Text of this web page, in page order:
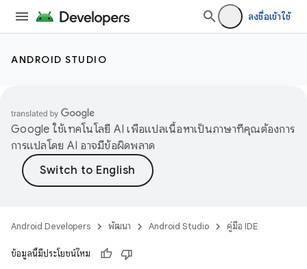
ลงชื่อเข้าใช้
ANDROID STUDIO
Google ใช้เทคโนโลยี AI เพื่อแปลเนื้อหาเป็นภาษาที่คุณต้องการ
การแปลโดย AI อาจมีข้อผิดพลาด
Android Developers พัฒนา Android Studio คู่มือ IDE
ข้อมูลนี้มีประโยชน์ไหม